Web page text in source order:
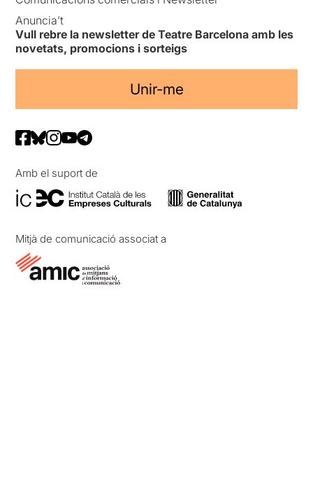
Anuncia’t
Vull rebre la newsletter de Teatre Barcelona amb les
novetats, promocions i sorteigs
Unir-me
Amb el suport de
Mitjà de comunicació associat a